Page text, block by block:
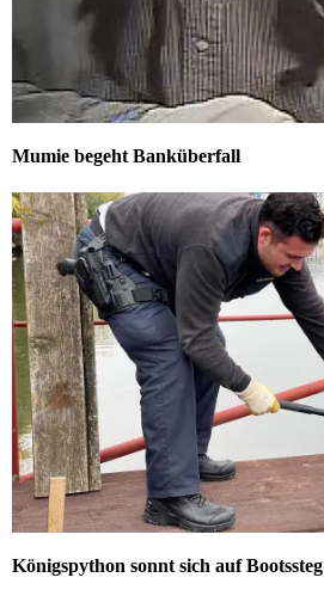
Mumie begeht Banküberfall
Königspython sonnt sich auf Bootssteg